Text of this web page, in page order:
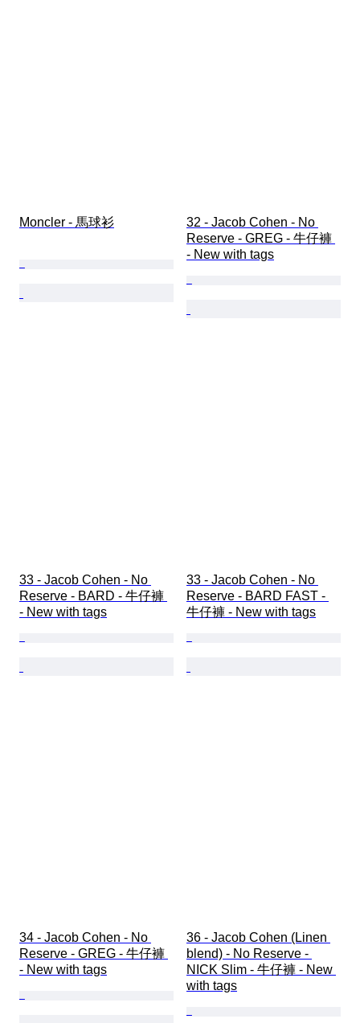
Moncler - 馬球衫
32 - Jacob Cohen - No
Reserve - GREG - 牛仔褲
- New with tags
33 - Jacob Cohen - No
Reserve - BARD - 牛仔褲
- New with tags
33 - Jacob Cohen - No
Reserve - BARD FAST -
牛仔褲 - New with tags
34 - Jacob Cohen - No
Reserve - GREG - 牛仔褲
- New with tags
36 - Jacob Cohen (Linen
blend) - No Reserve -
NICK Slim - 牛仔褲 - New
with tags